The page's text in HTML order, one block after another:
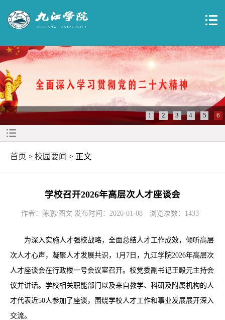
1 2 3 4 5 6
首页 > 校园要闻 > 正文
学校召开2026年高层次人才座谈会
作者：陈鹏/图文 发布时间：2026-01-08 浏览次数： 1433
为深入实施人才强校战略，全面总结人才工作成效，倾听高层
次人才心声，凝聚人才发展共识，1月7日，九江学院2026年高层次
人才座谈会在行政楼一号会议室召开。校党委副书记王殿元主持会
议并讲话。学校相关职能部门以及来自教学、科研及附属机构的人
才代表近50人参加了座谈，围绕学校人才工作和事业发展展开深入
交流。